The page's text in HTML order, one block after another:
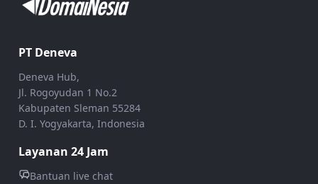
PT Deneva
Deneva Hub,
Jl. Rogoyudan 1 No.2
Kabupaten Sleman 55284
D. I. Yogyakarta, Indonesia
Layanan 24 Jam
Bantuan live chat